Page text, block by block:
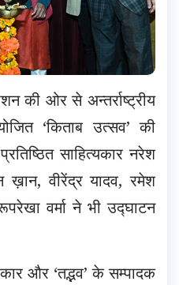
की ओर से अन्तर्राष्ट्रीय
‘किताब उत्सव’ की
साहित्यकार नरेश
वीरेंद्र यादव, रमेश
वर्मा ने भी उद्घाटन
और ‘तद्भव’ के सम्पादक